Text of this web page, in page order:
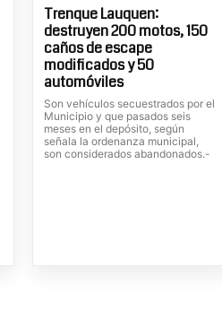
Trenque Lauquen:
destruyen 200 motos, 150
caños de escape
modificados y 50
automóviles
Son vehículos secuestrados por el
Municipio y que pasados seis
meses en el depósito, según
señala la ordenanza municipal,
son considerados abandonados.-